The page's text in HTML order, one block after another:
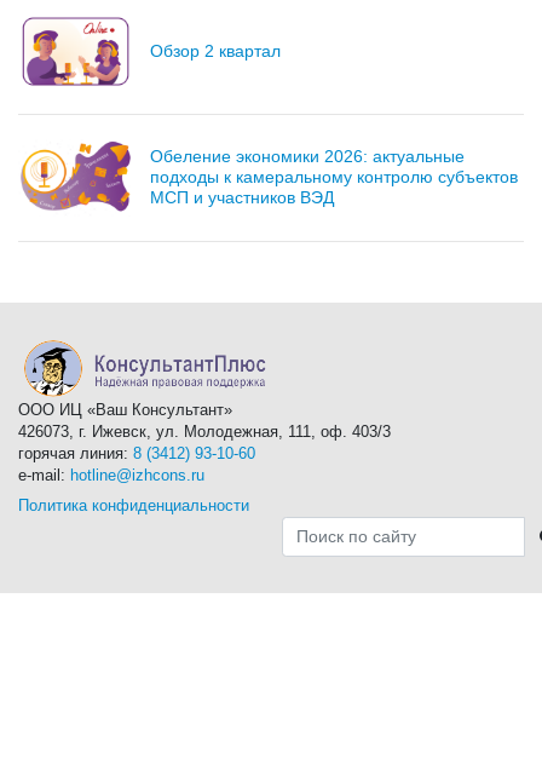
Обзор 2 квартал
Обеление экономики 2026: актуальные
подходы к камеральному контролю субъектов
МСП и участников ВЭД
ООО ИЦ «Ваш Консультант»
426073, г. Ижевск, ул. Молодежная, 111, оф. 403/3
горячая линия: 8 (3412) 93-10-60
e-mail: hotline@izhcons.ru
Политика конфиденциальности